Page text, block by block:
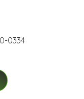
0334